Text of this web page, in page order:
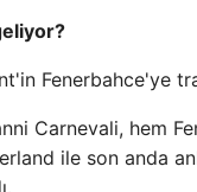
Fenerbahce'ye
Carnevali, hem
ile son anda